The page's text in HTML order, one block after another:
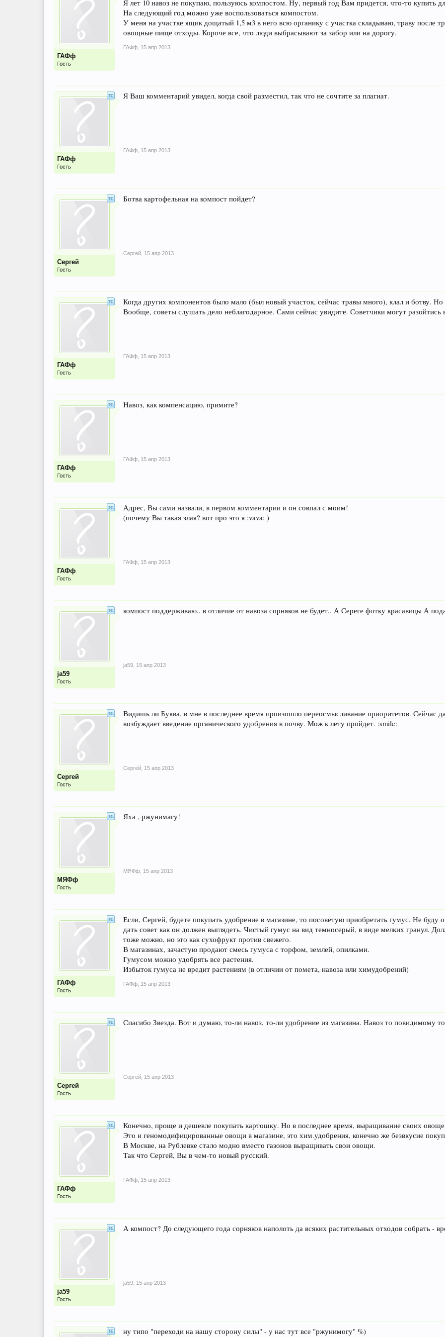
ГАФф
Гость
Я лет 10 навоз не покупаю, пользуюсь компостом. Ну, первый год Вам придется, что-то купить
На следующий год можно уже воспользоваться компостом.
У меня на участке ящик дощатый 1,5 м3 в него всю органику с участка складываю, траву после
овощные пище отходы. Короче все, что люди выбрасывают за забор или на дорогу.
ГАФф 15 апр 2013
ГАФф
Гость
Я Ваш комментарий увидел, когда свой разместил, так что не сочтите за плагиат.
ГАФф 15 апр 2013
Сергей
Гость
Ботва картофельная на компост пойдет?
Сергей 15 апр 2013
ГАФф
Гость
Когда других компонентов было мало (был новый участок, сейчас травы много), клал и ботву.
Вообще, советы слушать дело неблагодарное. Сами сейчас увидите. Советчики могут разойтись
ГАФф 15 апр 2013
ГАФф
Гость
Навоз, как компенсацию, примите?
ГАФф 15 апр 2013
ГАФф
Гость
Адрес, Вы сами назвали, в первом комментарии и он совпал с моим!
(почему Вы такая злая? вот про это я :vava: )
ГАФф 15 апр 2013
ja59
Гость
компост поддерживаю.. в отличие от навоза сорняков не будет.. А Сереге фотку красавицы А
ja59 15 апр 2013
Сергей
Гость
Видишь ли Буква, в мне в последнее время произошло переосмысливание приоритетов. Сейчас
возбуждает введение органического удобрения в почву. Мож к лету пройдет. :smile:
Сергей 15 апр 2013
МЯФф
Гость
Яха , ржунимагу!
МЯФф 15 апр 2013
ГАФф
Гость
Если, Сергей, будете покупать удобрение в магазине, то посоветую приобретать гумус. Не буду
дать совет как он должен выглядеть. Чистый гумус на вид темносерый, в виде мелких гранул.
тоже можно, но это как сухофрукт против свежего.
В магазинах, зачастую продают смесь гумуса с торфом, землей, опилками.
Гумусом можно удобрять все растения.
Избыток гумуса не вредит растениям (в отличии от помета, навоза или химудобрений)
ГАФф 15 апр 2013
Сергей
Гость
Спасибо Звезда. Вот и думаю, то-ли навоз, то-ли удобрение из магазина. Навоз то повидимому
Сергей 15 апр 2013
ГАФф
Гость
Конечно, проще и дешевле покупать картошку. Но в последнее время, выращивание своих
Это и геномодифицированные овощи в магазине, это хим.удобрения, конечно же безвкусие
В Москве, на Рублевке стало модно вместо газонов выращивать свои овощи.
Так что Сергей, Вы в чем-то новый русский.
ГАФф 15 апр 2013
ja59
Гость
А компост? До следующего года сорняков наполоть да всяких растительных отходов собрать -
ja59 15 апр 2013
ну типо "переходи на нашу сторону силы" - у нас тут все "ржунимогу" %)